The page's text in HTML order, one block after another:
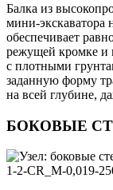
Балка из
мини-экскаватора
обеспечивает
режущей кромке и
с плотными
заданную форму
на всей глубине,
БОКОВЫЕ